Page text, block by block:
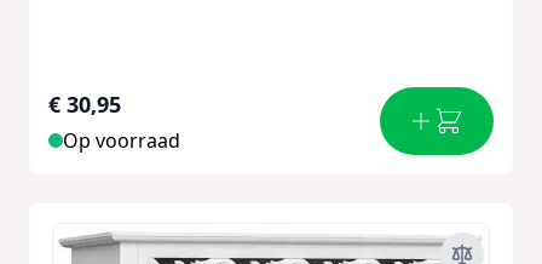
€ 30,95
Op voorraad